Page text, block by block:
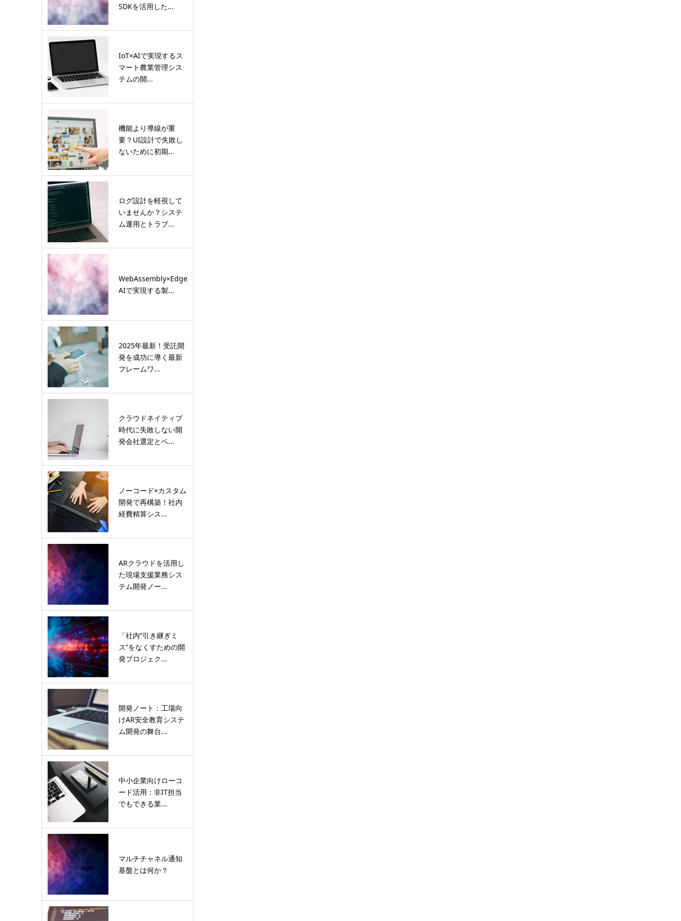
SDKを活用した...
IoT×AIで実現するス
マート農業管理シス
テムの開...
機能より導線が重
要？UI設計で失敗し
ないために初期...
ログ設計を軽視して
いませんか？システ
ム運用とトラブ...
WebAssembly×Edge
AIで実現する製...
2025年最新！受託開
発を成功に導く最新
フレームワ...
クラウドネイティブ
時代に失敗しない開
発会社選定とベ...
ノーコード×カスタム
開発で再構築！社内
経費精算シス...
ARクラウドを活用し
た現場支援業務シス
テム開発ノー...
「社内“引き継ぎミ
ス”をなくすための開
発プロジェク...
開発ノート：工場向
けAR安全教育システ
ム開発の舞台...
中小企業向けローコ
ード活用：非IT担当
でもできる業...
マルチチャネル通知
基盤とは何か？